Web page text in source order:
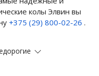
колы Элвин вы
+375 (29) 800-02-26 .